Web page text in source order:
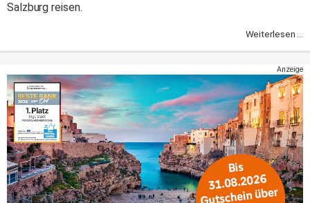
Salzburg reisen.
Weiterlesen ...
Anzeige